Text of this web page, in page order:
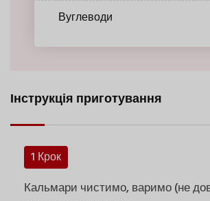
Вуглеводи
Інструкція приготування
1 Крок
Кальмари чистимо, варимо (не